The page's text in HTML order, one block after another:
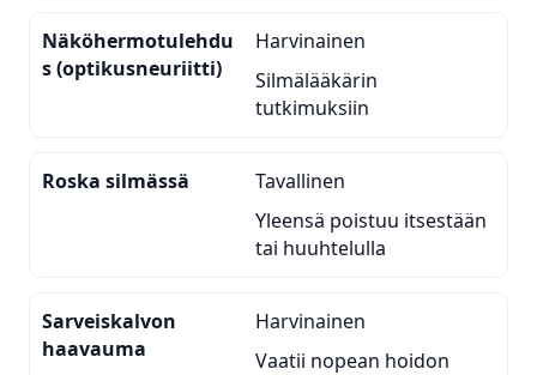
Näköhermotulehdu
s (optikusneuriitti)
Harvinainen
Silmälääkärin
tutkimuksiin
Roska silmässä
Tavallinen
Yleensä poistuu itsestään
tai huuhtelulla
Sarveiskalvon
haavauma
Harvinainen
Vaatii nopean hoidon